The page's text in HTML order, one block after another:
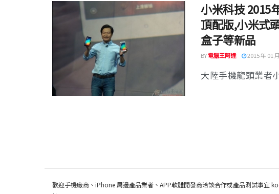
小米科技 2015
頂配版,小米式
盒子等新品
BY電腦王阿達 2015 年 01
大陸手機龍頭業者
歡迎手機廠商、iPhone 周邊產品業者、APP軟體開發商洽談合作或產品測試事宜